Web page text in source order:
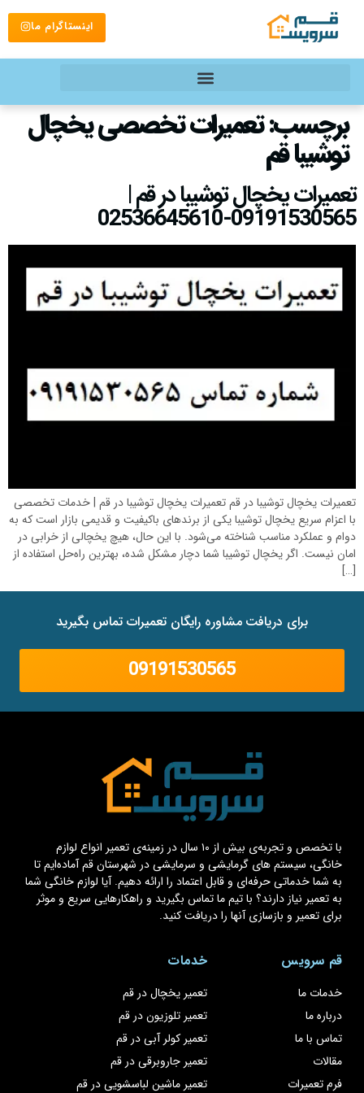
اینستاگرام ما
برچسب:تعمیرات تخصصی یخچال
توشیبا قم
تعمیرات یخچال توشیبا در قم |
09191530565-02536645610
تعمیرات یخچال توشیبا در قم تعمیرات یخچال توشیبا در قم | خدمات تخصصی
با اعزام سریع یخچال توشیبا یکی از برندهای باکیفیت و قدیمی بازار است که به
دوام و عملکرد مناسب شناخته می‌شود. با این حال، هیچ یخچالی از خرابی در
امان نیست. اگر یخچال توشیبا شما دچار مشکل شده، بهترین راه‌حل استفاده از
[…]
برای دریافت مشاوره رایگان تعمیرات تماس بگیرید
09191530565
با تخصص و تجربه‌ی بیش از ۱۰ سال در زمینه‌ی تعمیر انواع لوازم
خانگی، سیستم های گرمایشی و سرمایشی در شهرستان قم آماده‌ایم تا
به شما خدماتی حرفه‌ای و قابل اعتماد را ارائه دهیم. آیا لوازم خانگی شما
به تعمیر نیاز دارند؟ با تیم ما تماس بگیرید و راهکارهایی سریع و موثر
برای تعمیر و بازسازی آنها را دریافت کنید.
قم سرویس
خدمات ما
درباره ما
تماس با ما
مقالات
فرم تعمیرات
خدمات
تعمیر یخچال در قم
تعمیر تلوزیون در قم
تعمیر کولر آبی در قم
تعمیر جاروبرقی در قم
تعمیر ماشین لباسشویی در قم